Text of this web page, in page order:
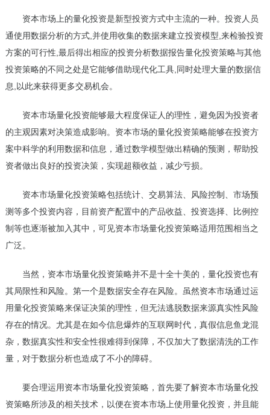
资本市场上的量化投资是新型投资方式中主流的一种。投资人员
通使用数据分析的方式,并使用收集的数据来建立投资模型,来检验投资
方案的可行性,最后得出相应的投资分析数据报告量化投资策略与其他
投资策略的不同之处是它能够借助现代化工具,同时处理大量的数据信
息,以此来获得更多交易机会。
资本市场量化投资能够最大程度保证人的理性，避免因为投资者
的主观因素对决策造成影响。资本市场的量化投资策略能够在投资方
案中科学的利用数据和信息，通过数学模型做出精确的预测，帮助投
资者做出良好的投资决策，实现超额收益，减少亏损。
资本市场量化投资策略包括统计、交易算法、风险控制、市场预
测等多个投资内容，目前资产配置中的产品收益、投资选择、比例控
制等也逐渐被加入其中，可见资本市场量化投资策略适用范围相当之
广泛。
当然，资本市场量化投资策略并不是十全十美的，量化投资也有
其局限性和风险。第一个是数据安全存在风险。虽然资本市场通过运
用量化投资策略来保证决策的理性，但无法逃脱数据来源真实性风险
存在的情况。尤其是在如今信息爆炸的互联网时代，真假信息鱼龙混
杂，数据真实性和安全性很难得到保障，不仅加大了数据清洗的工作
量，对于数据分析也造成了不小的障碍。
要合理运用资本市场量化投资策略，首先要了解资本市场量化投
资策略所涉及的相关技术，以便在资本市场上使用量化投资，并且能